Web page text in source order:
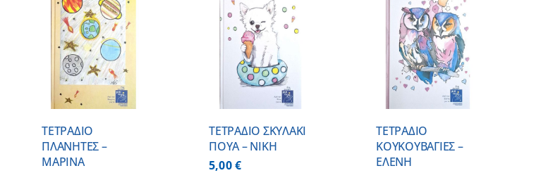
ΤΕΤΡΑΔΙΟ
ΠΛΑΝΗΤΕΣ –
ΜΑΡΙΝΑ
ΠΡΟΣΘΗΚΗ ΣΤΟ
ΚΑΛΑΘΙ
ΛΕΠΤΟΜΕΡΕΙΕΣ
ΤΕΤΡΑΔΙΟ ΣΚΥΛΑΚΙ
ΠΟΥΑ – ΝΙΚΗ
5,00€
ΠΡΟΣΘΗΚΗ ΣΤΟ
ΚΑΛΑΘΙ
ΛΕΠΤΟΜΕΡΕΙΕΣ
ΤΕΤΡΑΔΙΟ
ΚΟΥΚΟΥΒΑΓΙΕΣ –
ΕΛΕΝΗ